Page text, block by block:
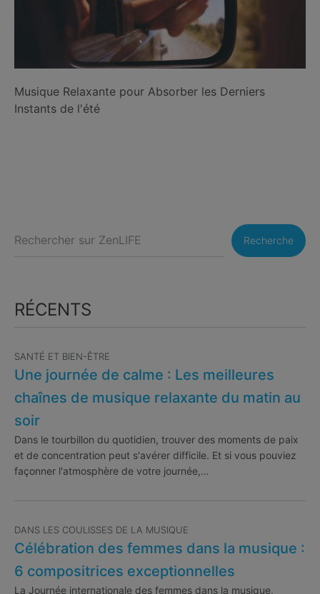
Musique Relaxante pour Absorber les Derniers
Instants de l'été
Recherche
RÉCENTS
SANTÉ ET BIEN-ÊTRE
Une journée de calme : Les meilleures
chaînes de musique relaxante du matin au
soir
Dans le tourbillon du quotidien, trouver des moments de paix
et de concentration peut s'avérer difficile. Et si vous pouviez
façonner l'atmosphère de votre journée,…
DANS LES COULISSES DE LA MUSIQUE
Célébration des femmes dans la musique :
6 compositrices exceptionnelles
La Journée internationale des femmes dans la musique,